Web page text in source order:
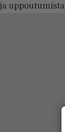
uppoutumista